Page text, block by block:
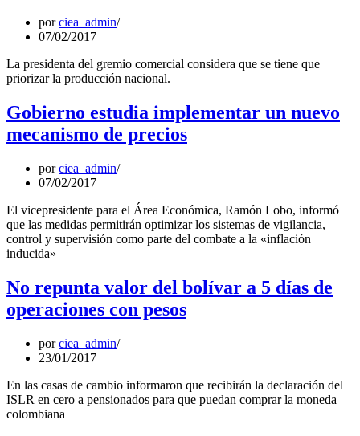
porciea_admin
07/02/2017
La presidenta del gremio comercial considera que se tiene que
priorizar la producción nacional.
Gobierno estudia implementar un nuevo
mecanismo de precios
porciea_admin
07/02/2017
El vicepresidente para el Área Económica, Ramón Lobo, informó
que las medidas permitirán optimizar los sistemas de vigilancia,
control y supervisión como parte del combate a la «inflación
inducida»
No repunta valor del bolívar a 5 días de
operaciones con pesos
porciea_admin
23/01/2017
En las casas de cambio informaron que recibirán la declaración del
ISLR en cero a pensionados para que puedan comprar la moneda
colombiana